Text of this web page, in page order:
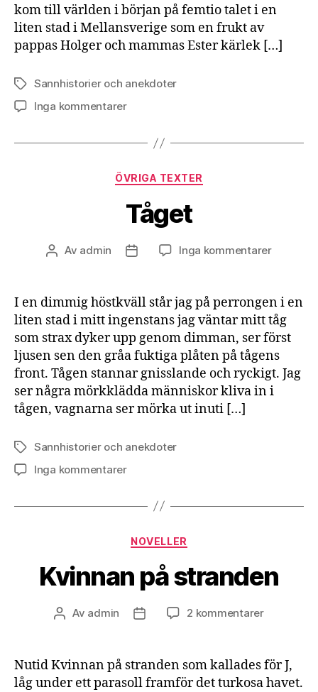
kom till världen i början på femtio talet i en
liten stad i Mellansverige som en frukt av
pappas Holger och mammas Ester kärlek […]
EtiketterSannhistorier och anekdoter
Inga kommentarertill
Kategorier
ÖVRIGA TEXTER
Tåget
Inläggsförfattare
Av admin InläggsdatumInga kommentarertill
I en dimmig höstkväll står jag på perrongen i en
liten stad i mitt ingenstans jag väntar mitt tåg
som strax dyker upp genom dimman, ser först
ljusen sen den gråa fuktiga plåten på tågens
front. Tågen stannar gnisslande och ryckigt. Jag
ser några mörkklädda människor kliva in i
tågen, vagnarna ser mörka ut inuti […]
EtiketterSannhistorier och anekdoter
Inga kommentarertill
Kategorier
NOVELLER
Kvinnan på stranden
Inläggsförfattare
Av admin Inläggsdatum2 kommentarertill
stranden
Nutid Kvinnan på stranden som kallades för J,
låg under ett parasoll framför det turkosa havet.